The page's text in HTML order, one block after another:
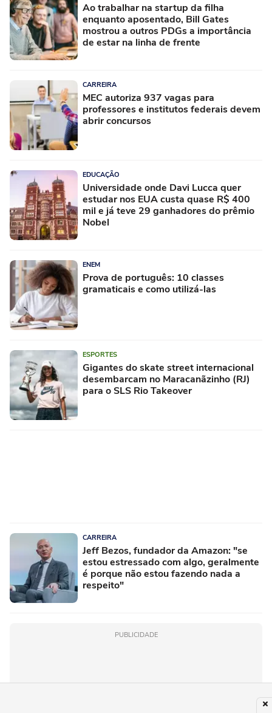
Ao trabalhar na startup da filha
enquanto aposentado, Bill Gates
mostrou a outros PDGs a importância
de estar na linha de frente
CARREIRA
MEC autoriza 937 vagas para
professores e institutos federais devem
abrir concursos
EDUCAÇÃO
Universidade onde Davi Lucca quer
estudar nos EUA custa quase R$ 400
mil e já teve 29 ganhadores do prêmio
Nobel
ENEM
Prova de português: 10 classes
gramaticais e como utilizá-las
ESPORTES
Gigantes do skate street internacional
desembarcam no Maracanãzinho (RJ)
para o SLS Rio Takeover
CARREIRA
Jeff Bezos, fundador da Amazon: "se
estou estressado com algo, geralmente
é porque não estou fazendo nada a
respeito"
PUBLICIDADE